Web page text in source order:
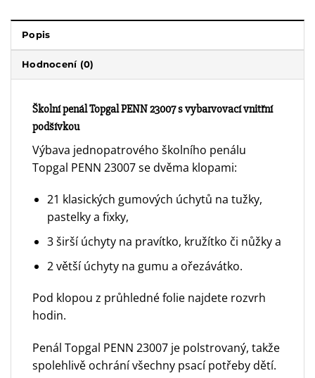
Popis
Hodnocení (0)
Školní penál Topgal PENN 23007 s vybarvovací vnitřní
podšívkou
Výbava jednopatrového školního penálu
Topgal PENN 23007 se dvěma klopami:
21 klasických gumových úchytů na tužky,
pastelky a fixky,
3 širší úchyty na pravítko, kružítko či nůžky a
2 větší úchyty na gumu a ořezávátko.
Pod klopou z průhledné folie najdete rozvrh
hodin.
Penál Topgal PENN 23007 je polstrovaný, takže
spolehlivě ochrání všechny psací potřeby dětí.